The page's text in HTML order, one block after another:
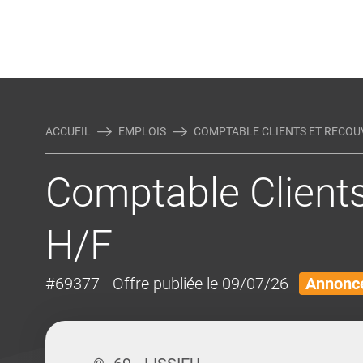
ACCUEIL EMPLOIS COMPTABLE CLIENTS ET
Comptable
H/F
#69377 - Offre publiée le 09/07/26